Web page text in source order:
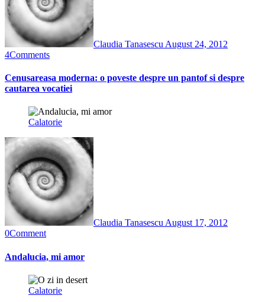
Claudia Tanasescu August 24, 2012
4Comments
Cenusareasa moderna: o poveste despre un pantof si despre
cautarea vocatiei
Calatorie
Claudia Tanasescu August 17, 2012
0Comment
Andalucia, mi amor
Calatorie